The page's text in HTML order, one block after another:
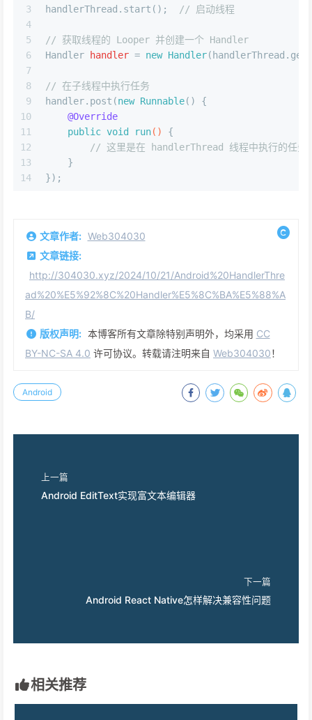
3
4
5
6
7
8
9
10
11
12
13
14
handlerThread.start(); // 启动线程
// 获取线程的 Looper 并创建一个 Handler
Handler
handler = new Handler
// 在子线程中执行任务
handler.post(new Runnable() {
@Override
public void run()
{
// 这里是在 handlerThread 线程中执行的任务
    }
});
文章作者: Web304030
文章链接:
http://304030.xyz/2024/10/21/Android%20HandlerThre
ad%20%E5%92%8C%20Handler%E5%8C%BA%E5%88%A
B/
版权声明: 本博客所有文章除特别声明外，均采用 CC
BY-NC-SA 4.0 许可协议。转载请注明来自 Web304030！
Android
上一篇
Android EditText实现富文本编辑器
下一篇
Android React Native怎样解决兼容性问题
相关推荐